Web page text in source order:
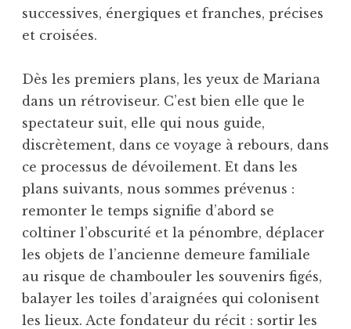
successives, énergiques et franches, précises
et croisées.
Dès les premiers plans, les yeux de Mariana
dans un rétroviseur. C’est bien elle que le
spectateur suit, elle qui nous guide,
discrètement, dans ce voyage à rebours, dans
ce processus de dévoilement. Et dans les
plans suivants, nous sommes prévenus :
remonter le temps signifie d’abord se
coltiner l’obscurité et la pénombre, déplacer
les objets de l’ancienne demeure familiale
au risque de chambouler les souvenirs figés,
balayer les toiles d’araignées qui colonisent
les lieux. Acte fondateur du récit : sortir les